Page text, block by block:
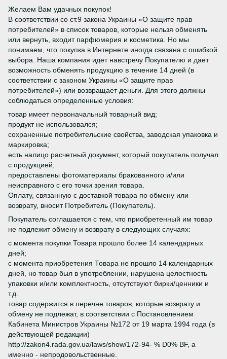
Желаем Вам удачных покупок!
В соответствии со ст.9 закона Украины «О защите прав
потребителей» в список товаров, которые нельзя обменять
или вернуть, входит парфюмерия и косметика. Но мы
понимаем, что покупка в Интернете иногда связана с ошибкой
выбора. Наша компания идет навстречу Покупателю и дает
возможность обменять продукцию в течение 14 дней (в
соответствии с законом Украины «О защите прав
потребителей») или возвращает деньги. Для этого должны
соблюдаться определенные условия:
товар имеет первоначальный товарный вид;
продукт не использовался;
сохраненные потребительские свойства, заводская упаковка и
маркировка;
есть налицо расчетный документ, который покупатель получал
с продукцией;
предоставлены фотоматериалы бракованного и/или
неисправного с его точки зрения товара.
Оплату, связанную с доставкой товара по обмену или
возврату, вносит Потребитель (Покупатель).
Покупатель соглашается с тем, что приобретенный им товар
не подлежит обмену и возврату в следующих случаях:
с момента покупки Товара прошло более 14 календарных
дней;
с момента приобретения Товара не прошло 14 календарных
дней, но товар был в употреблении, нарушена целостность
упаковки и/или комплектность, отсутствуют бирки/ценники и
т.д.
товар содержится в перечне товаров, которые возврату и
обмену не подлежат, в соответствии с Постановлением
Кабинета Министров Украины №172 от 19 марта 1994 года (в
действующей редакции)
http://zakon4.rada.gov.ua/laws/show/172-94- % D0% BF, а
именно - непродовольственные.